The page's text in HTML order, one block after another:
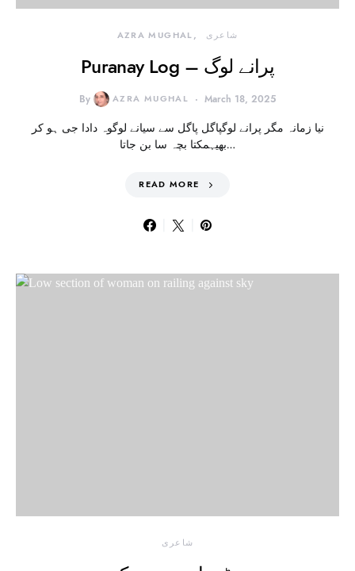
AZRA MUGHAL شاعری
Puranay Log – پرانے لوگ
By AZRA MUGHAL March 18, 2025
نیا زمانہ مگر پرانے لوگپاگل پاگل سے سیانے لوگوہ دادا جی ہو کر
بھیہمکتا بچہ سا بن جاتا…
READ MORE
شاعری